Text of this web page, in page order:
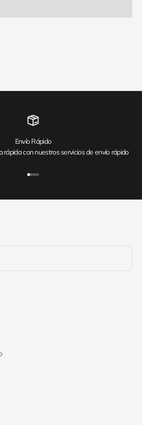
Envío Rápido
rápida con nuestros servicios de envío rápido